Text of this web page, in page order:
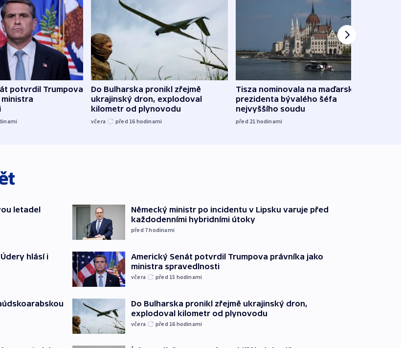
potvrdil Trumpova
Do Bulharska pronikl zřejmě
ukrajinský dron, explodoval
kilometr od plynovodu
včera před 16 hodinami
Tisza nominovala na maďarského
prezidenta bývalého šéfa
nejvyššího soudu
před 21 hodinami
letadel
hlásí i
Německý ministr po incidentu v Lipsku varuje před
každodenními hybridními útoky
před 7hodinami
Americký Senát potvrdil Trumpova právníka jako
ministra spravedlnosti
včera před 15 hodinami
Do Bulharska pronikl zřejmě ukrajinský dron,
explodoval kilometr od plynovodu
včera před 16 hodinami